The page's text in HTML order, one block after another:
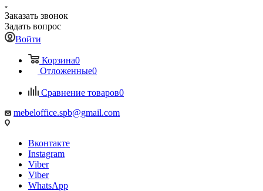
Заказать звонок
Задать вопрос
Войти
Корзина0
Отложенные0
Сравнение товаров0
mebeloffice.spb@gmail.com
Вконтакте
Instagram
Viber
Viber
WhatsApp